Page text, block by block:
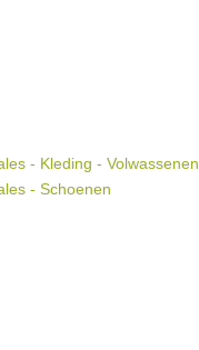
- Kleding - Volwassenen
- Schoenen